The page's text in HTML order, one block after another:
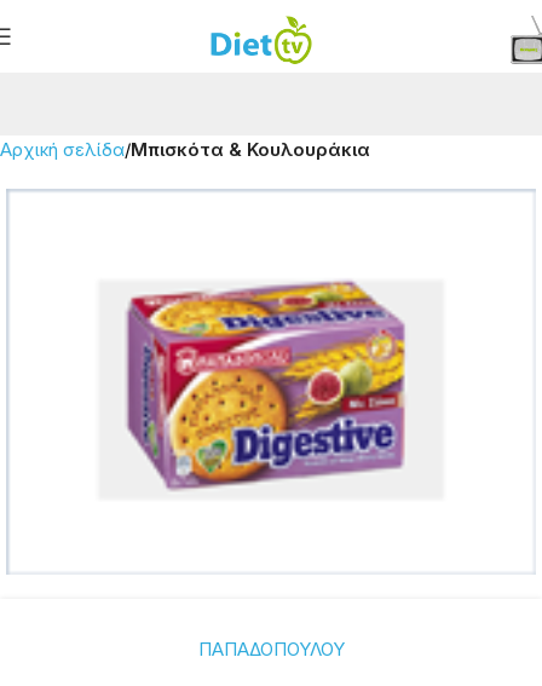
Αρχική σελίδα Μπισκότα & Κουλουράκια
ΠΑΠΑΔΟΠΟΥΛΟΥ